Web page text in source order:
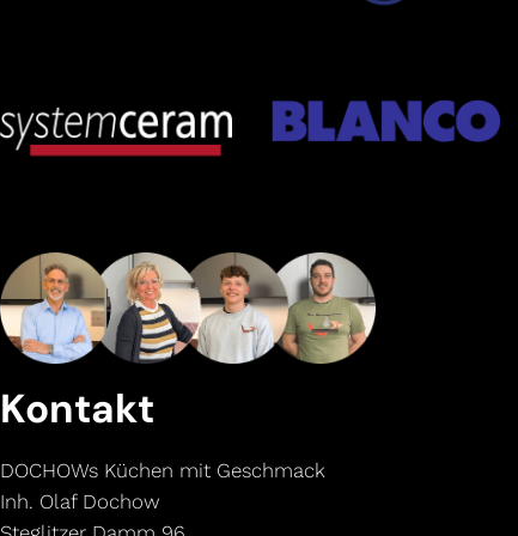
Kontakt
DOCHOWs Küchen mit Geschmack
Inh. Olaf Dochow